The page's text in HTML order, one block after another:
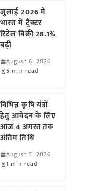
जुलाई 2026 में
भारत में ट्रैक्टर
रिटेल बिक्री 28.1%
बढ़ी
August 6, 2026
5 min read
विभिन्न कृषि यंत्रों
हेतु आवेदन के लिए
आज 4 अगस्त तक
अंतिम तिथि
August 5, 2026
1 min read